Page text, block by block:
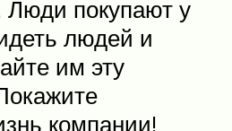
Люди покупают у
людей и
им эту
компании!